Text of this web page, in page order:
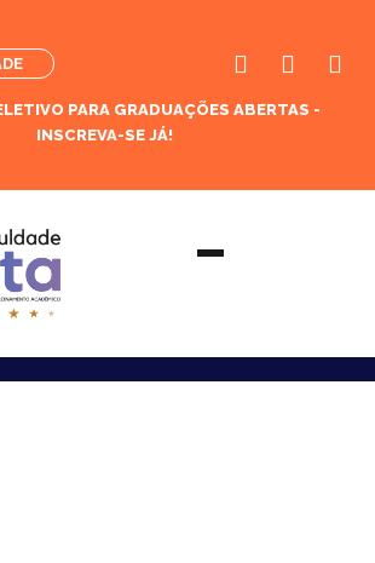
PARA GRADUAÇÕES ABERTAS -
INSCREVA-SE JÁ!